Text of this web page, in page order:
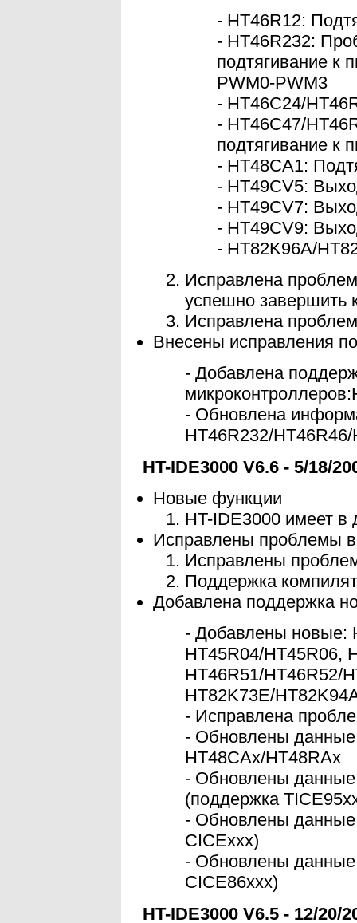
- HT46R12:
- HT46R232:
подтягивание к
PWM0-PWM3
- HT46C24/
- HT46C47/
подтягивание к
- HT48CA1:
- HT49CV5:
- HT49CV7:
- HT49CV9:
- HT82K96A/
Исправлена
успешно завершить
Исправлена
Внесены исправления
- Добавлена
- Обновлена
HT46R232/
HT-IDE3000 V6.6 - 5/18/
Новые функции
HT-IDE3000 имеет
Исправлены проблемы
Исправлены
Поддержка
Добавлена поддержка
- Добавлены новые:
HT45R04/HT45R06,
HT46R51/HT46R52/
HT82K73E/
- Исправлена
- Обновлены данные
HT48CAx/HT48RAx
- Обновлены
(поддержка
- Обновлены
CICExxx)
- Обновлены
CICE86xxx)
HT-IDE3000 V6.5 - 12/20/